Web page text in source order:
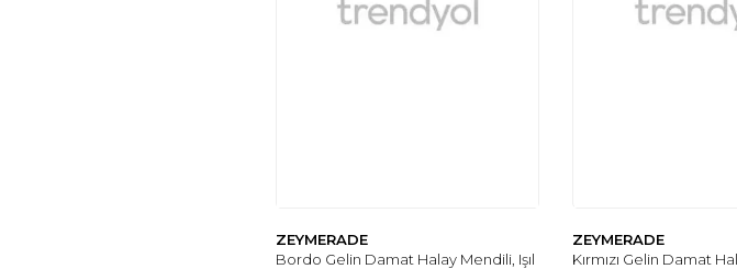
ZEYMERADE
Bordo Gelin Damat Halay Mendili, Işıl
ZEYMERADE
Kırmızı Gelin Damat